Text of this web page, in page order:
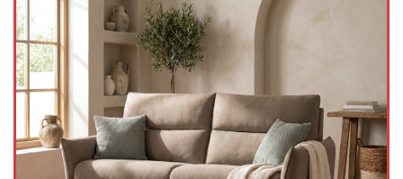
décoration